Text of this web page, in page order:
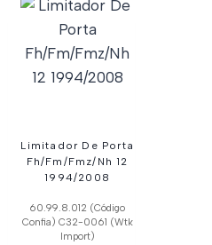
Limitador De Porta
Fh/Fm/Fmz/Nh 12
1994/2008
60.99.8.012 (Código
Confia) C32-0061 (Wtk
Import)